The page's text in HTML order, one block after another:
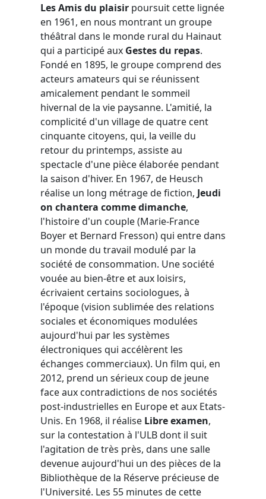
Les Amis du plaisir poursuit cette lignée
en 1961, en nous montrant un groupe
théâtral dans le monde rural du Hainaut
qui a participé aux Gestes du repas.
Fondé en 1895, le groupe comprend des
acteurs amateurs qui se réunissent
amicalement pendant le sommeil
hivernal de la vie paysanne. L'amitié, la
complicité d'un village de quatre cent
cinquante citoyens, qui, la veille du
retour du printemps, assiste au
spectacle d'une pièce élaborée pendant
la saison d'hiver. En 1967, de Heusch
réalise un long métrage de fiction, Jeudi
on chantera comme dimanche,
l'histoire d'un couple (Marie-France
Boyer et Bernard Fresson) qui entre dans
un monde du travail modulé par la
société de consommation. Une société
vouée au bien-être et aux loisirs,
écrivaient certains sociologues, à
l'époque (vision sublimée des relations
sociales et économiques modulées
aujourd'hui par les systèmes
électroniques qui accélèrent les
échanges commerciaux). Un film qui, en
2012, prend un sérieux coup de jeune
face aux contradictions de nos sociétés
post-industrielles en Europe et aux Etats-
Unis. En 1968, il réalise Libre examen,
sur la contestation à l'ULB dont il suit
l'agitation de très près, dans une salle
devenue aujourd'hui un des pièces de la
Bibliothèque de la Réserve précieuse de
l'Université. Les 55 minutes de cette